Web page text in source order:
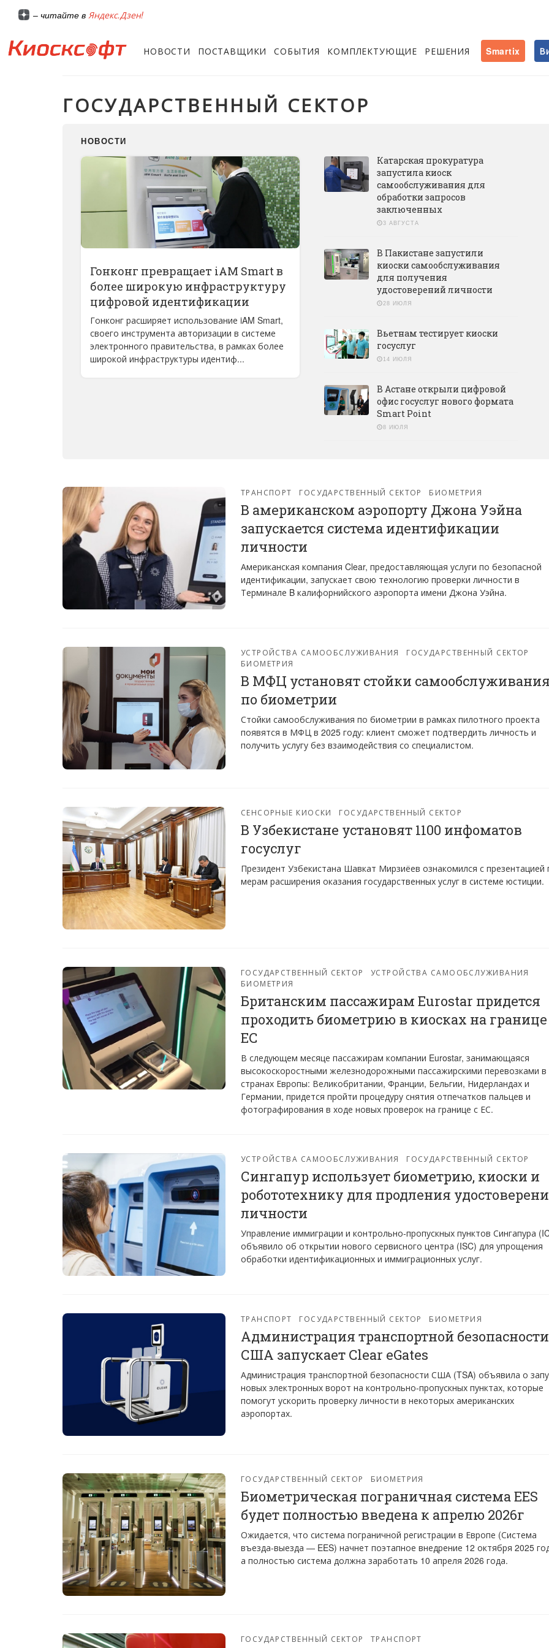
– читайте в Яндекс.Дзен!
НОВОСТИ ПОСТАВЩИКИ СОБЫТИЯ КОМПЛЕКТУЮЩИЕ РЕШЕНИЯ Smartix
ГОСУДАРСТВЕННЫЙ СЕКТОР
НОВОСТИ
Гонконг превращает iAM Smart в
более широкую инфраструктуру
цифровой идентификации
Гонконг расширяет использование iAM Smart,
своего инструмента авторизации в системе
электронного правительства, в рамках более
широкой инфраструктуры идентиф...
Катарская прокуратура
запустила киоск
самообслуживания для
обработки запросов
заключенных
3 АВГУСТА
В Пакистане запустили
киоски самообслуживания
для получения
удостоверений личности
28 ИЮЛЯ
Вьетнам тестирует киоски
госуслуг
14 ИЮЛЯ
В Астане открыли цифровой
офис госуслуг нового формата
Smart Point
8 ИЮЛЯ
ТРАНСПОРТ ГОСУДАРСТВЕННЫЙ СЕКТОР БИОМЕТРИЯ
В американском аэропорту Джона Уэйна
запускается система идентификации
личности
Американская компания Clear, предоставляющая услуги по безопасной
идентификации, запускает свою технологию проверки личности в
Терминале B калифорнийского аэропорта имени Джона Уэйна.
УСТРОЙСТВА САМООБСЛУЖИВАНИЯ
ГОСУДАРСТВЕННЫЙ СЕКТОР
БИОМЕТРИЯ
В МФЦ установят стойки самообслуживания
по биометрии
Стойки самообслуживания по биометрии в рамках пилотного проекта
появятся в МФЦ в 2025 году: клиент сможет подтвердить личность и
получить услугу без взаимодействия со специалистом.
СЕНСОРНЫЕ КИОСКИ ГОСУДАРСТВЕННЫЙ СЕКТОР
В Узбекистане установят 1100 инфоматов
госуслуг
Президент Узбекистана Шавкат Мирзиёев ознакомился с презентацией
мерам расширения оказания государственных услуг в системе юстиции.
ГОСУДАРСТВЕННЫЙ СЕКТОР
УСТРОЙСТВА САМООБСЛУЖИВАНИЯ
БИОМЕТРИЯ
Британским пассажирам Eurostar придется
проходить биометрию в киосках на границе
ЕС
В следующем месяце пассажирам компании Eurostar, занимающаяся
высокоскоростными железнодорожными пассажирскими перевозками в
странах Европы: Великобритании, Франции, Бельгии, Нидерландах и
Германии, придется пройти процедуру снятия отпечатков пальцев и
фотографирования в ходе новых проверок на границе с ЕС.
УСТРОЙСТВА САМООБСЛУЖИВАНИЯ ГОСУДАРСТВЕННЫЙ СЕКТОР
Сингапур использует биометрию, киоски и
робототехнику для продления
личности
Управление иммиграции и контрольно-пропускных пунктов Сингапура
объявило об открытии нового сервисного центра (ISC) для упрощения
обработки идентификационных и иммиграционных услуг.
ТРАНСПОРТ ГОСУДАРСТВЕННЫЙ СЕКТОР БИОМЕТРИЯ
Администрация транспортной безопасности
США запускает Clear eGates
Администрация транспортной безопасности США (TSA) объявила о
новых электронных ворот на контрольно-пропускных пунктах, которые
помогут ускорить проверку личности в некоторых американских
аэропортах.
ГОСУДАРСТВЕННЫЙ СЕКТОР БИОМЕТРИЯ
Биометрическая пограничная система EES
будет полностью введена к апрелю 2026г
Ожидается, что система пограничной регистрации в Европе (Система
въезда-выезда — EES) начнет поэтапное внедрение 12 октября 2025
а полностью система должна заработать 10 апреля 2026 года.
ГОСУДАРСТВЕННЫЙ СЕКТОР ТРАНСПОРТ